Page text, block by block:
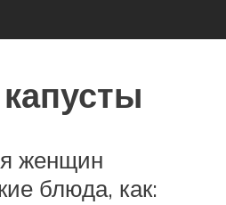
женщин
блюда, как: